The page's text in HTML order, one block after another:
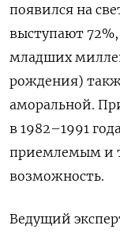
появился на
выступают
младших
рождения)
аморальной.
в 1982–1991
приемлемым и
возможность.
Ведущий